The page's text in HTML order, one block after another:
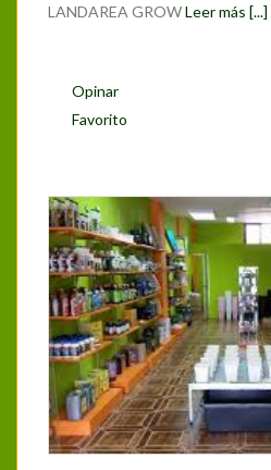
LANDAREA GROWLeer más [...]
Opinar
Favorito